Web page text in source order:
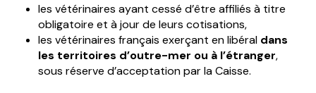
les vétérinaires ayant cessé d’être affiliés à titre
obligatoire et à jour de leurs cotisations,
les vétérinaires français exerçant en libéral dans
les territoires d’outre-mer ou à l’étranger,
sous réserve d’acceptation par la Caisse.